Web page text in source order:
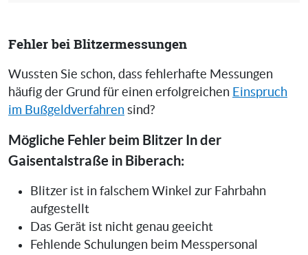
Fehler bei Blitzermessungen
Wussten Sie schon, dass fehlerhafte Messungen
häufig der Grund für einen erfolgreichen Einspruch
im Bußgeldverfahren sind?
Mögliche Fehler beim Blitzer In der
Gaisentalstraße in Biberach:
Blitzer ist in falschem Winkel zur Fahrbahn
aufgestellt
Das Gerät ist nicht genau geeicht
Fehlende Schulungen beim Messpersonal